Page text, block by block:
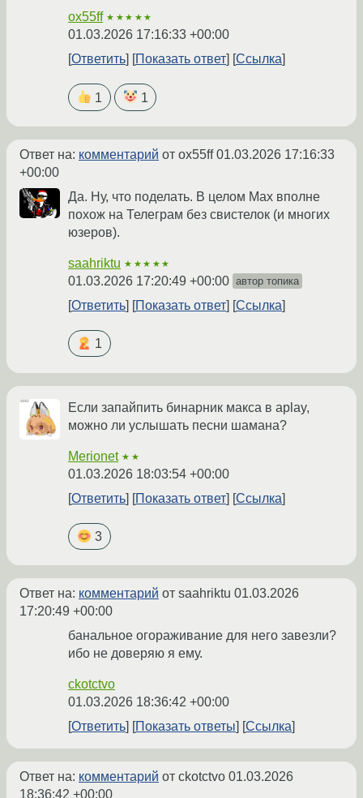
ox55ff ★★★★★
01.03.2026 17:16:33 +00:00
Ответить
Показать ответ Ссылка
1 1
Ответ на: комментарий от ox55ff01.03.2026 17:16:33
+00:00
Да. Ну, что поделать. В целом Max вполне
похож на Телеграм без свистелок (и многих
юзеров).
saahriktu ★★★★★
01.03.2026 17:20:49 +00:00 автор топика
Ответить Показать ответ Ссылка
1
Если запайпить бинарник макса в aplay,
можно ли услышать песни шамана?
Merionet ★★
01.03.2026 18:03:54 +00:00
Ответить
Показать ответ Ссылка
3
Ответ на: комментарий от saahriktu 01.03.2026
17:20:49 +00:00
банальное огораживание для него завезли?
ибо не доверяю я ему.
ckotctvo
01.03.2026 18:36:42 +00:00
Ответить
Показать ответы Ссылка
Ответ на: комментарий от ckotctvo 01.03.2026
18:36:42 +00:00